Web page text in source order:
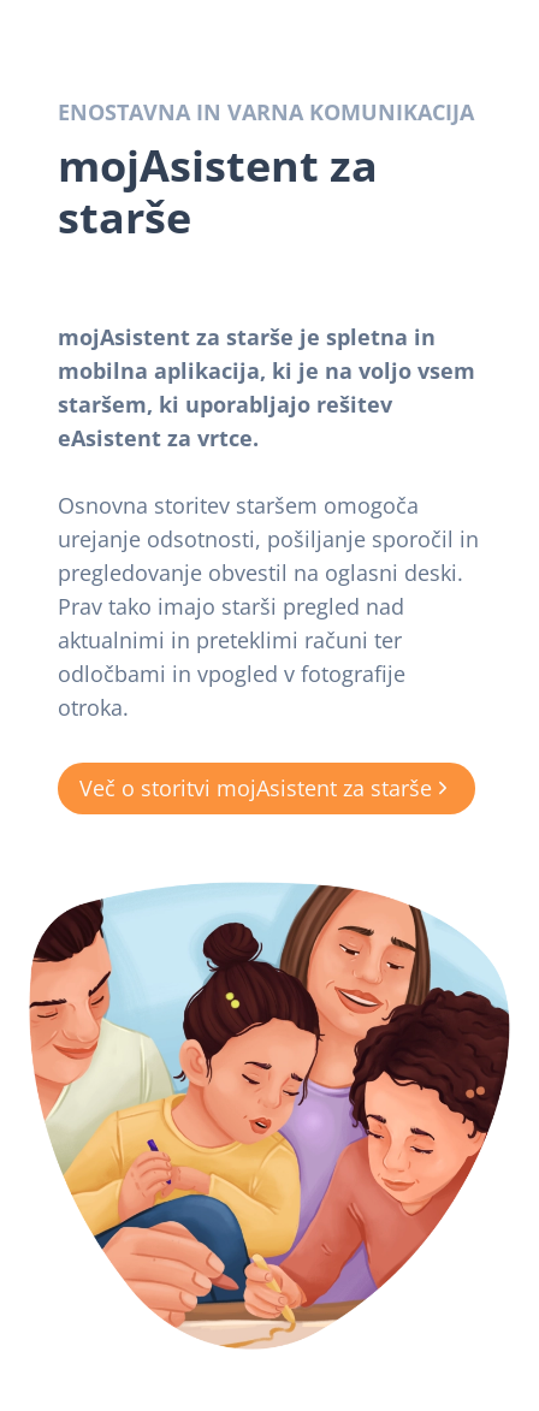
ENOSTAVNA IN VARNA KOMUNIKACIJA
mojAsistent za
starše
mojAsistent za starše je spletna in
mobilna aplikacija, ki je na voljo vsem
staršem, ki uporabljajo rešitev
eAsistent za vrtce.
Osnovna storitev staršem omogoča
urejanje odsotnosti, pošiljanje sporočil in
pregledovanje obvestil na oglasni deski.
Prav tako imajo starši pregled nad
aktualnimi in preteklimi računi ter
odločbami in vpogled v fotografije
otroka.
Več o storitvi mojAsistent za starše